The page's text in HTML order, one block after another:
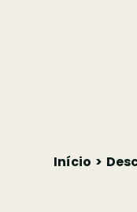
Início